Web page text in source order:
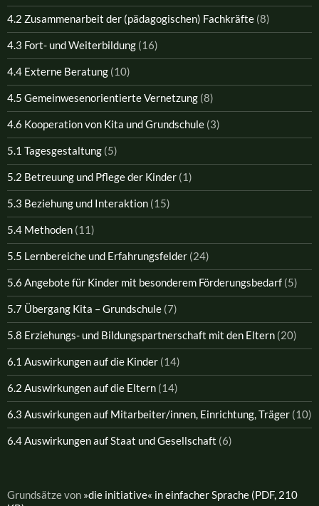
4.2 Zusammenarbeit der (pädagogischen) Fachkräfte (8)
4.3 Fort- und Weiterbildung (16)
4.4 Externe Beratung (10)
4.5 Gemeinwesenorientierte Vernetzung (8)
4.6 Kooperation von Kita und Grundschule (3)
5.1 Tagesgestaltung (5)
5.2 Betreuung und Pflege der Kinder (1)
5.3 Beziehung und Interaktion (15)
5.4 Methoden (11)
5.5 Lernbereiche und Erfahrungsfelder (24)
5.6 Angebote für Kinder mit besonderem Förderungsbedarf (5)
5.7 Übergang Kita – Grundschule (7)
5.8 Erziehungs- und Bildungspartnerschaft mit den Eltern (20)
6.1 Auswirkungen auf die Kinder (14)
6.2 Auswirkungen auf die Eltern (14)
6.3 Auswirkungen auf Mitarbeiter/innen, Einrichtung, Träger (10)
6.4 Auswirkungen auf Staat und Gesellschaft (6)
Grundsätze von »die initiative« in einfacher Sprache (PDF, 210